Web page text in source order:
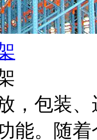
，包装
能。随